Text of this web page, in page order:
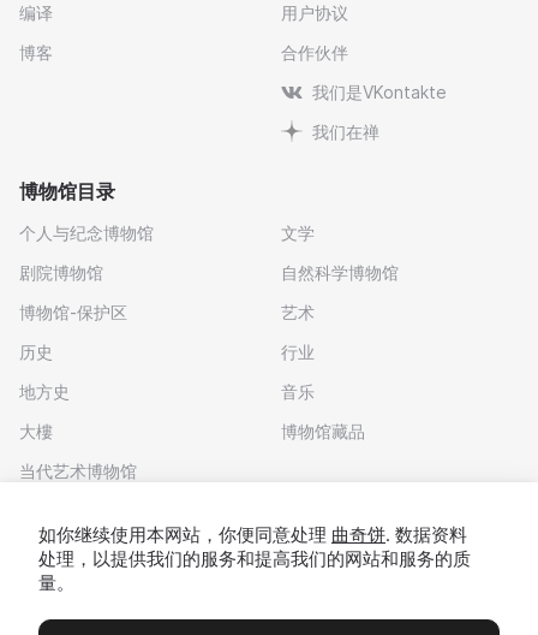
编译
博客
用户协议
合作伙伴
我们是VKontakte
我们在禅
博物馆目录
个人与纪念博物馆
剧院博物馆
博物馆-保护区
历史
地方史
大樓
当代艺术博物馆
文学
自然科学博物馆
艺术
行业
音乐
博物馆藏品
如你继续使用本网站，你便同意处理 曲奇饼. 数据资料
处理，以提供我们的服务和提高我们的网站和服务的质
量。